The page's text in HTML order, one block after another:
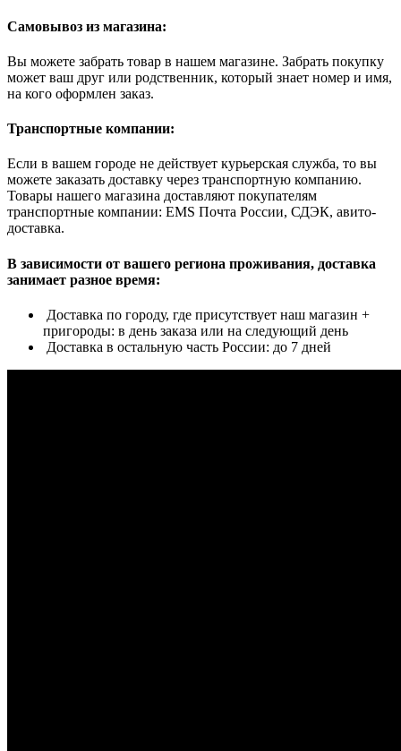
Самовывоз из магазина:
Вы можете забрать товар в нашем магазине. Забрать покупку
может ваш друг или родственник, который знает номер и имя,
на кого оформлен заказ.
Транспортные компании:
Если в вашем городе не действует курьерская служба, то вы
можете заказать доставку через транспортную компанию.
Товары нашего магазина доставляют покупателям
транспортные компании: EMS Почта России, СДЭК, авито-
доставка.
В зависимости от вашего региона проживания, доставка
занимает разное время:
Доставка по городу, где присутствует наш магазин +
пригороды: в день заказа или на следующий день
Доставка в остальную часть России: до 7 дней